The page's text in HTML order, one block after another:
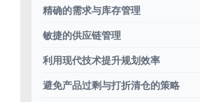
精确的需求与库存管理
敏捷的供应链管理
利用现代技术提升规划效率
避免产品过剩与打折清仓的策略